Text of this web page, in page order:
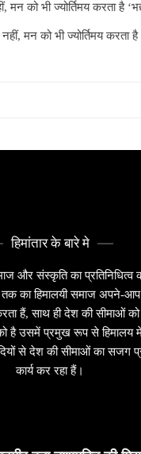
मन को भी ज्योर्तिमय करता है
मन को भी ज्योर्तिमय करता है
हिमांतार के बारे मे
और संस्कृति का
का हिमालयी समाज अपने-आप
हैं, साथ ही देश की सीमाओं
है उसमें प्रमुख रूप से हिमालय
से देश की सीमाओं का सजग
कार्य कर रहा हैं।